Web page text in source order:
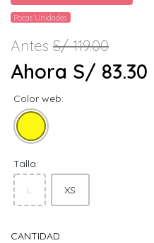
Pocas Unidades.
Antes S/ 119.00
Ahora S/ 83.30
Color web:
Talla:
L XS
CANTIDAD